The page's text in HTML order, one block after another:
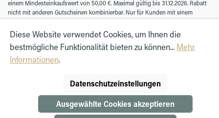
einem Mindesteinkaufswert von 50,00 €. Maximal gültig bis 31.12.2026. Rabatt
nicht mit anderen Gutscheinen kombinierbar. Nur für Kunden mit einem
Diese Website verwendet Cookies, um Ihnen die
bestmögliche Funktionalität bieten zu können... Mehr
Informationen.
Datenschutzeinstellungen
Ausgewählte Cookies akzeptieren